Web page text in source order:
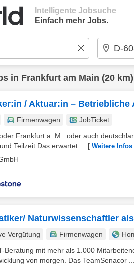
Intelligente Jobsuche
Einfach mehr Jobs.
in Frankfurt am Main (20
/ Aktuar:in –
Firmenwagen
JobTicket
Frankfurt a. M . oder auch
Teilzeit Das erwartet ...
[ Weitere Infos
Naturwissenschaftler
Vergütung Firmenwagen
Beratung mit mehr als 1.000
von morgen. Das TeamSenacor ...